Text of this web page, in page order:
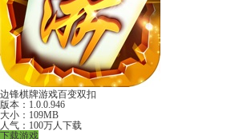
边锋棋牌游戏百变双扣
版本：1.0.0.946
大小：109MB
人气：100万人下载
下载游戏